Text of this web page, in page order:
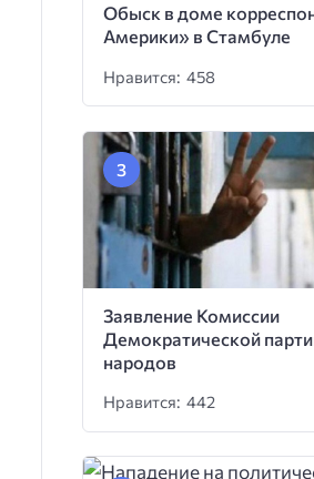
Обыск в доме
Америки» в Стамбуле
Нравится: 458
Заявление Комиссии
Демократической
народов
Нравится: 442